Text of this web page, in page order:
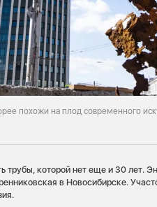
похожи на плод современного
трубы, которой нет еще и 30 лет.
в Новосибирске.